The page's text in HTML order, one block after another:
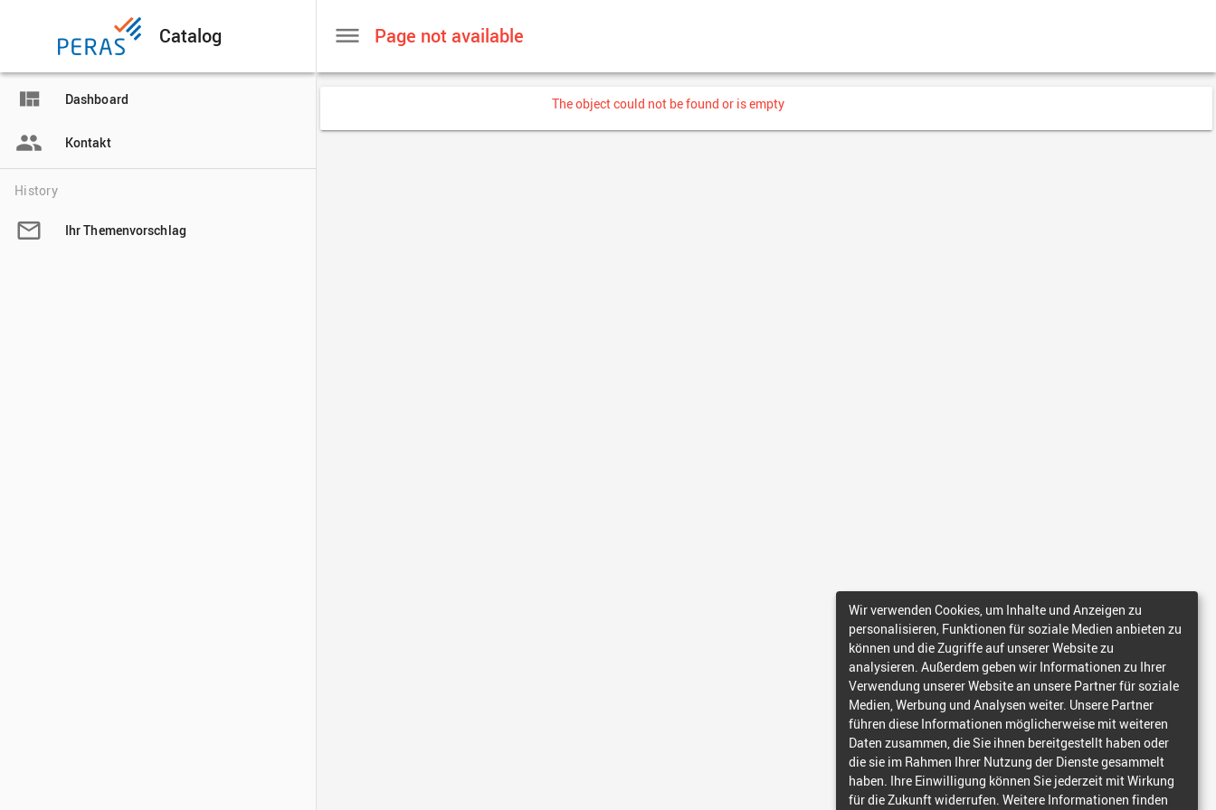
Catalog
 Dashboard
 Kontakt
History
 Ihr Themenvorschlag
Wir verwenden Cookies, um Inhalte und Anzeigen zu
personalisieren, Funktionen für soziale Medien anbieten zu
können und die Zugriffe auf unserer Website zu
analysieren. Außerdem geben wir Informationen zu Ihrer
Verwendung unserer Website an unsere Partner für soziale
Medien, Werbung und Analysen weiter. Unsere Partner
führen diese Informationen möglicherweise mit weiteren
Daten zusammen, die Sie ihnen bereitgestellt haben oder
die sie im Rahmen Ihrer Nutzung der Dienste gesammelt
haben. Ihre Einwilligung können Sie jederzeit mit Wirkung
für die Zukunft widerrufen. Weitere Informationen finden